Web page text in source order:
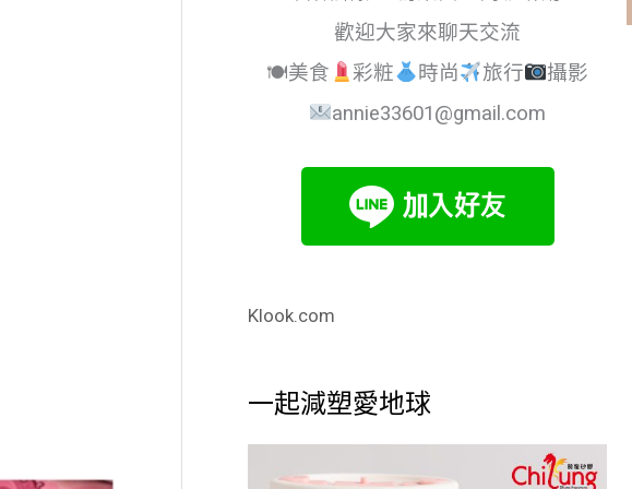
歡迎大家來聊天交流
🍽美食
彩粧 時尚 旅行
攝影
annie33601@gmail.com
Klook.com
一起減塑愛地球